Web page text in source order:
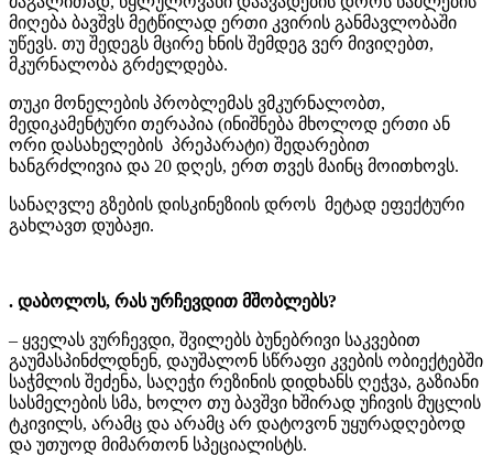
მიღება ბავშვს მეტწილად ერთი კვირის განმავლობაში
უწევს. თუ შედეგს მცირე ხნის შემდეგ ვერ მივიღებთ,
მკურნალობა გრძელდება.
თუკი მონელების პრობლემას ვმკურნალობთ,
მედიკამენტური თერაპია (ინიშნება მხოლოდ ერთი ან
ორი დასახელების პრეპარატი) შედარებით
ხანგრძლივია და 20 დღეს, ერთ თვეს მაინც მოითხოვს.
სანაღვლე გზების დისკინეზიის დროს მეტად ეფექტური
გახლავთ დუბაჟი.
. დაბოლოს, რას ურჩევდით მშობლებს?
– ყველას ვურჩევდი, შვილებს ბუნებრივი საკვებით
გაუმასპინძლდნენ, დაუშალონ სწრაფი კვების ობიექტებში
საჭმლის შეძენა, საღეჭი რეზინის დიდხანს ღეჭვა, გაზიანი
სასმელების სმა, ხოლო თუ ბავშვი ხშირად უჩივის მუცლის
ტკივილს, არამც და არამც არ დატოვონ უყურადღებოდ
და უთუოდ მიმართონ სპეციალისტს.